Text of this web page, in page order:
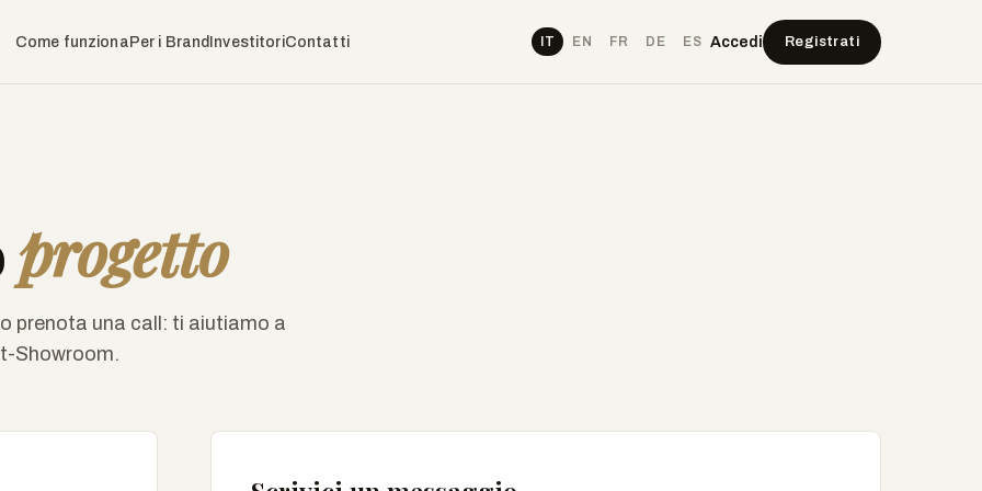
Come funzionaPer i Brand InvestitoriContatti IT EN FR DE ES Accedi Registrati
progetto
prenota una call: ti aiutiamo a
Showroom.